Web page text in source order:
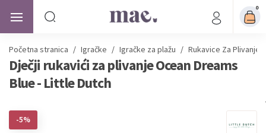
0
Početna stranica / Igračke / Igračke za plažu / Rukavice Za Plivanje
Dječji rukavići za plivanje Ocean Dreams
Blue - Little Dutch
-5%